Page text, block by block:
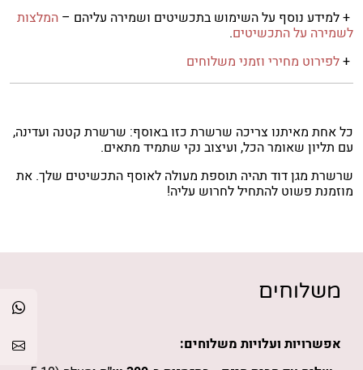
+ למידע נוסף על השימוש בתכשיטים ושמירה עליהם – המלצות
לשמירה על התכשיטים.
+לפירוט מחירי וזמני משלוחים
כל אחת מאיתנו צריכה שרשרת כזו באוסף: שרשרת קטנה ועדינה,
עם תליון שאומר הכל, ועיצוב נקי שתמיד מתאים.
שרשרת מגן דוד תהיה תוספת מעולה לאוסף התכשיטים שלך. את
מוזמנת פשוט להתחיל לחרוש עליה!
משלוחים
אפשרויות ועלויות משלוחים: